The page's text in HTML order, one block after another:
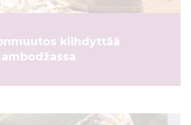
kiihdyttää